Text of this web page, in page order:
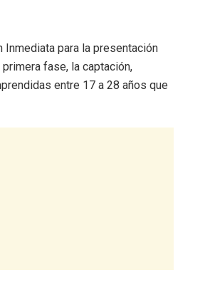
para la presentación
fase, la captación,
entre 17 a 28 años que